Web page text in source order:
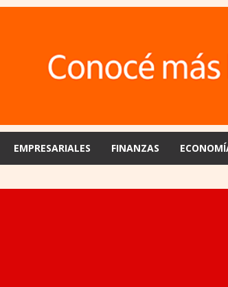
EMPRESARIALES FINANZAS